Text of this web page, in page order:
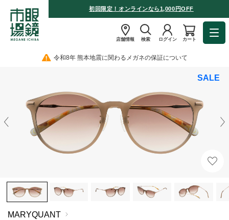
初回限定！オンラインなら1,000円OFF
店舗情報 検索 ログイン カート
令和8年 熊本地震に関わるメガネの保証について
SALE
MARYQUANT